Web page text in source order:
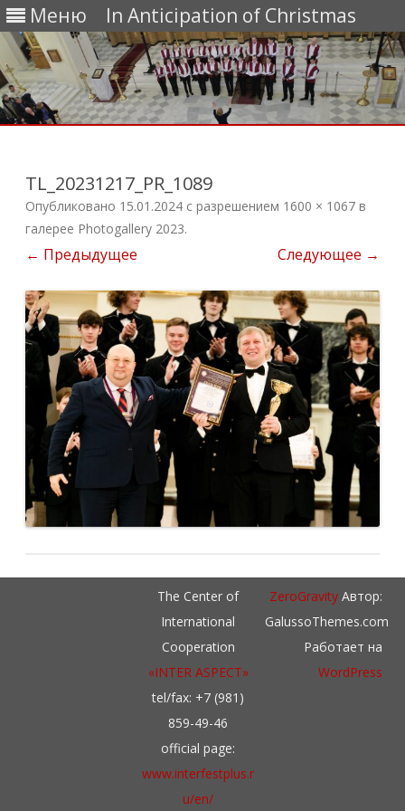
Меню In Anticipation of Christmas
TL_20231217_PR_1089
Опубликовано 15.01.2024 с разрешением 1600 × 1067 в
галерее Photogallery 2023.
← Предыдущее Следующее →
The Center of
International
Cooperation
«INTER ASPECT»
tel/fax: +7 (981)
859-49-46
official page:
www.interfestplus.r
u/en/
ZeroGravityАвтор:
GalussoThemes.com
Работает на
WordPress